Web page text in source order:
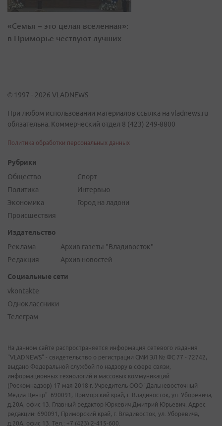
«Семья – это целая вселенная»:
в Приморье чествуют лучших
© 1997 - 2026 VLADNEWS
При любом использовании материалов ссылка на vladnews.ru
обязательна. Коммерческий отдел 8 (423) 249-8800
Политика обработки персональных данных
Рубрики
Общество
Политика
Экономика
Происшествия
Спорт
Интервью
Город на ладони
Издательство
Реклама
Редакция
Архив газеты "Владивосток"
Архив новостей
Социальные сети
vkontakte
Одноклассники
Телеграм
На данном сайте распространяется информация сетевого издания
"VLADNEWS" - свидетельство о регистрации СМИ ЭЛ № ФС 77 - 72742,
выдано Федеральной службой по надзору в сфере связи,
информационных технологий и массовых коммуникаций
(Роскомнадзор) 17 мая 2018 г. Учредитель ООО "Дальневосточный
Медиа Центр". 690091, Приморский край, г. Владивосток, ул. Уборевича,
д.20А, офис 13. Главный редактор Юркевич Дмитрий Юрьевич. Адрес
редакции: 690091, Приморский край, г. Владивосток, ул. Уборевича,
д.20А, офис 13. Тел.: +7 (423) 2-415-600.